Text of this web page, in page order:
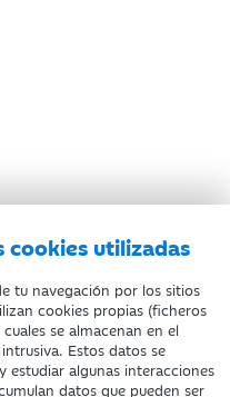
cookies utilizadas
tu navegación por los sitios
cookies propias (ficheros
se almacenan en el
Estos datos se
estudiar algunas interacciones
datos que pueden ser
G-50000652.
del Mº de Educación,